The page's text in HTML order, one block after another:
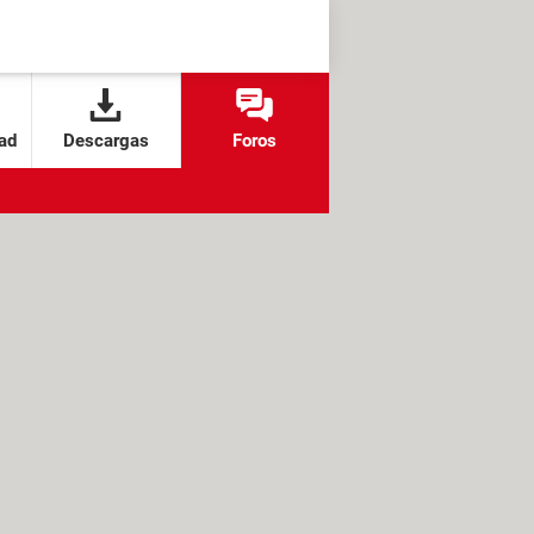
Descargas Foros